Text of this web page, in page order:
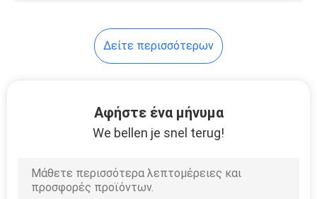
Δείτε περισσότερων
Αφήστε ένα μήνυμα
We bellen je snel terug!